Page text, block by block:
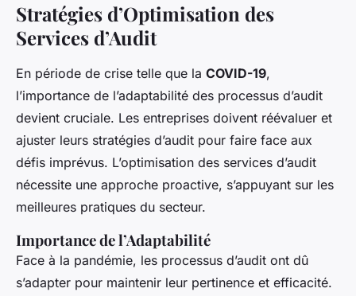
Optimisation des Services
d'Audit en Période de Crise
COVID-19 : Adaptation et
Impact
Lorenzo • 29 janvier 2025 5 min de lecture
Stratégies d’Optimisation des
Services d’Audit
En période de crise telle que la COVID-19,
l’importance de l’adaptabilité des processus d’audit
devient cruciale. Les entreprises doivent réévaluer et
ajuster leurs stratégies d’audit pour faire face aux
défis imprévus. L’optimisation des services d’audit
nécessite une approche proactive, s’appuyant sur les
meilleures pratiques du secteur.
Importance de l’Adaptabilité
Face à la pandémie, les processus d’audit ont dû
s’adapter pour maintenir leur pertinence et efficacité.